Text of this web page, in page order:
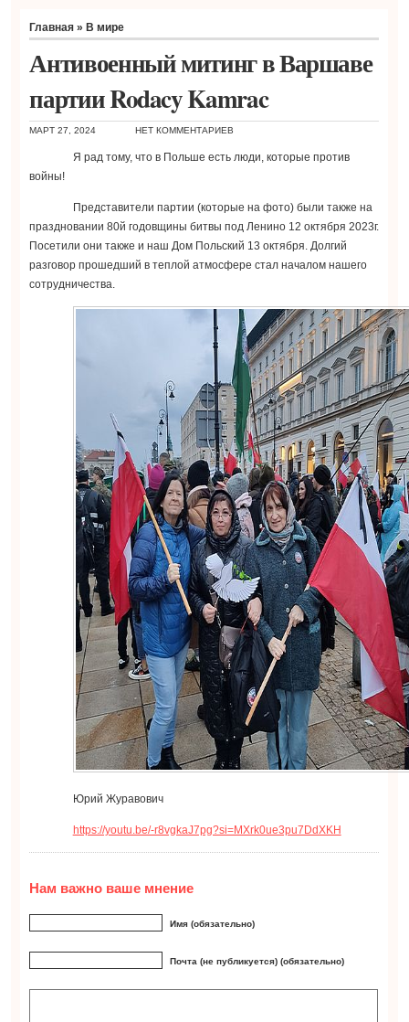
Главная » В мире
Антивоенный митинг в Варшаве
партии Rodacy Kamrac
МАРТ 27, 2024 НЕТ КОММЕНТАРИЕВ
Я рад тому, что в Польше есть люди, которые против
войны!
Представители партии (которые на фото) были также на
праздновании 80й годовщины битвы под Ленино 12 октября 2023г.
Посетили они также и наш Дом Польский 13 октября. Долгий
разговор прошедший в теплой атмосфере стал началом нашего
сотрудничества.
Юрий Журавович
https://youtu.be/-r8vgkaJ7pg?si=MXrk0ue3pu7DdXKH
Нам важно ваше мнение
Имя (обязательно)
Почта (не публикуется) (обязательно)